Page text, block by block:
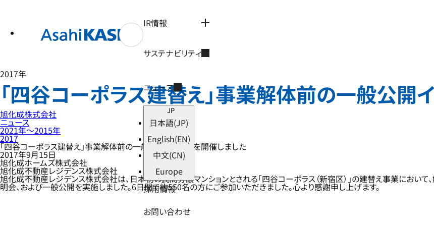
IR情報
サステナビリティ
ニュース
JP
日本語(JP)
English(EN)
中文(CN)
Europe
採用情報
お問い合わせ
2017年
「四谷コーポラス建替え」事業解体前の一般公開
旭化成株式会社
ニュース
2021年〜2015年
2017
「四谷コーポラス建替え」事業解体前の一般公開イベントを開催しました
2017年9月15日
旭化成ホームズ株式会社
旭化成不動産レジデンス株式会社
旭化成不動産レジデンス株式会社は、日本初の民間分譲マンションとされる「四谷コーポラス（新宿区）」の建替え事業におい
明会、および一般公開を実施しました。6日間で約550名の方にご参加いただきました。心より感謝申し上げます。